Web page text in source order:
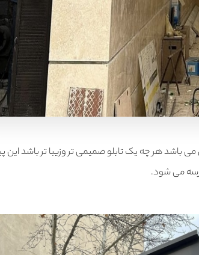
باشد هر چه یک تابلو صمیمی تر وزیبا تر باشد این
می شود.